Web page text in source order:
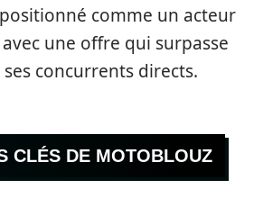
comme un acteur
une offre qui surpasse
concurrents directs.
CLÉS DE MOTOBLOUZ